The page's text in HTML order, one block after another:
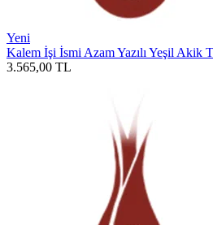
Yeni
Kalem İşi İsmi Azam Yazılı Yeşil Akik
3.565,00 TL